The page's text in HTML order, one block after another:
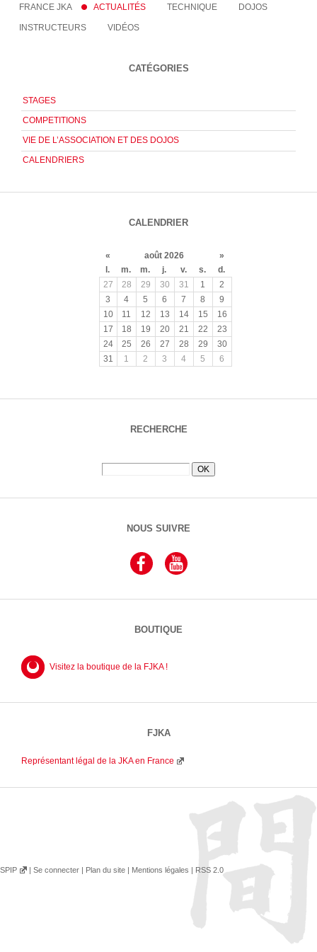
FRANCE JKA ACTUALITÉS TECHNIQUE DOJOS
INSTRUCTEURS VIDÉOS
CATÉGORIES
STAGES
COMPETITIONS
VIE DE L’ASSOCIATION ET DES DOJOS
CALENDRIERS
CALENDRIER
« août 2026
»
l.
m. m. j. v. s.
d.
27
28 29 30 31 1
2
3
4 5 6 7 8
9
10
11 12 13 14 15
16
17
18 19 20 21 22
23
24
25 26 27 28 29
30
31
1 2 3 4 5 6
RECHERCHE
NOUS SUIVRE
BOUTIQUE
Visitez la boutique de la FJKA !
FJKA
Représentant légal de la JKA en France
SPIP | Se connecter | Plan du site | Mentions légales | RSS 2.0